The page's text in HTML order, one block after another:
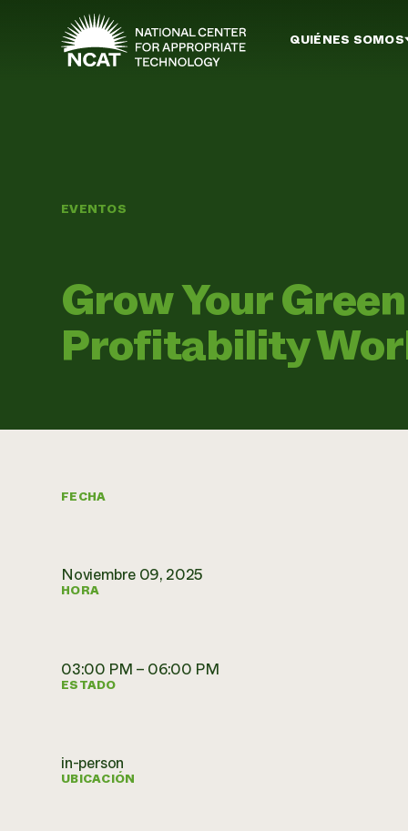
Ir al contenido principal
QUIÉNES SOMOS
EVENTOS
Grow Your
Profitability
FECHA
Noviembre 09, 2025
HORA
03:00 PM – 06:00 PM
ESTADO
in-person
UBICACIÓN